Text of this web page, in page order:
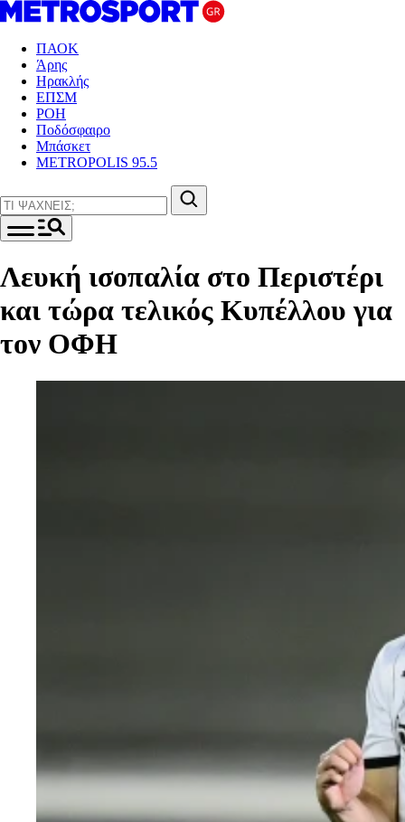
ΠΑΟΚ
Άρης
Ηρακλής
ΕΠΣΜ
ΡΟΗ
Ποδόσφαιρο
Μπάσκετ
METROPOLIS 95.5
Λευκή ισοπαλία στο Περιστέρι
και τώρα τελικός Κυπέλλου για
τον ΟΦΗ